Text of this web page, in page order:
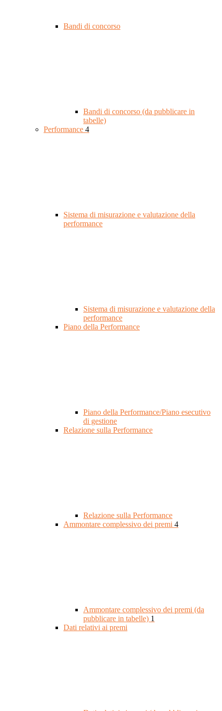
Bandi di concorso
Bandi di concorso (da pubblicare in
tabelle)
Performance 4
Sistema di misurazione e valutazione della
performance
Sistema di misurazione e valutazione della
performance
Piano della Performance
Piano della Performance/Piano esecutivo
di gestione
Relazione sulla Performance
Relazione sulla Performance
Ammontare complessivo dei premi 4
Ammontare complessivo dei premi (da
pubblicare in tabelle) 1
Dati relativi ai premi